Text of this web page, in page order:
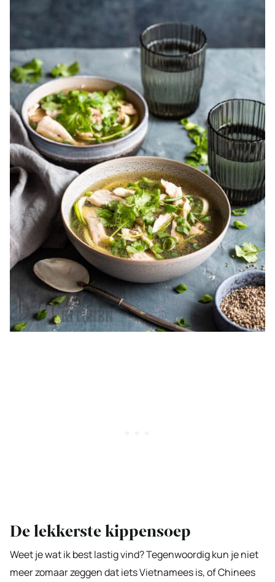
De lekkerste kippensoep
Weet je wat ik best lastig vind? Tegenwoordig kun je niet
meer zomaar zeggen dat iets Vietnamees is, of Chinees